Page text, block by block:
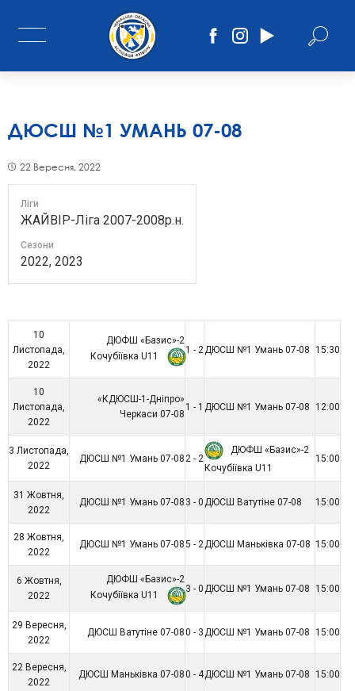
ДЮСШ №1 УМАНЬ 07-08
22 Вересня, 2022
Ліги
ЖАЙВІР-Ліга 2007-2008р.н.
Сезони
2022, 2023
10
Листопада,
2022
ДЮФШ «Базис»-2
Кочубіївка U11
1 - 2ДЮСШ №1 Умань 07-08 15:30
10
Листопада,
2022
«КДЮСШ-1-Дніпро»
Черкаси 07-08
1 - 1 ДЮСШ №1 Умань 07-08 12:00
3 Листопада,
2022
ДЮСШ №1 Умань 07-082 - 2
ДЮФШ «Базис»-2
Кочубіївка U11
15:00
31 Жовтня,
2022
ДЮСШ №1 Умань 07-08 3 - 0ДЮСШ Ватутіне 07-08 15:00
28 Жовтня,
2022
ДЮСШ №1 Умань 07-085 - 2ДЮСШ Маньківка 07-08 15:00
6 Жовтня,
2022
ДЮФШ «Базис»-2
Кочубіївка U11
3 - 0ДЮСШ №1 Умань 07-08 15:00
29 Вересня,
2022
ДЮСШ Ватутіне 07-080 - 3ДЮСШ №1 Умань 07-08 15:00
22 Вересня,
2022
ДЮСШ Маньківка 07-080 - 4ДЮСШ №1 Умань 07-08 15:00